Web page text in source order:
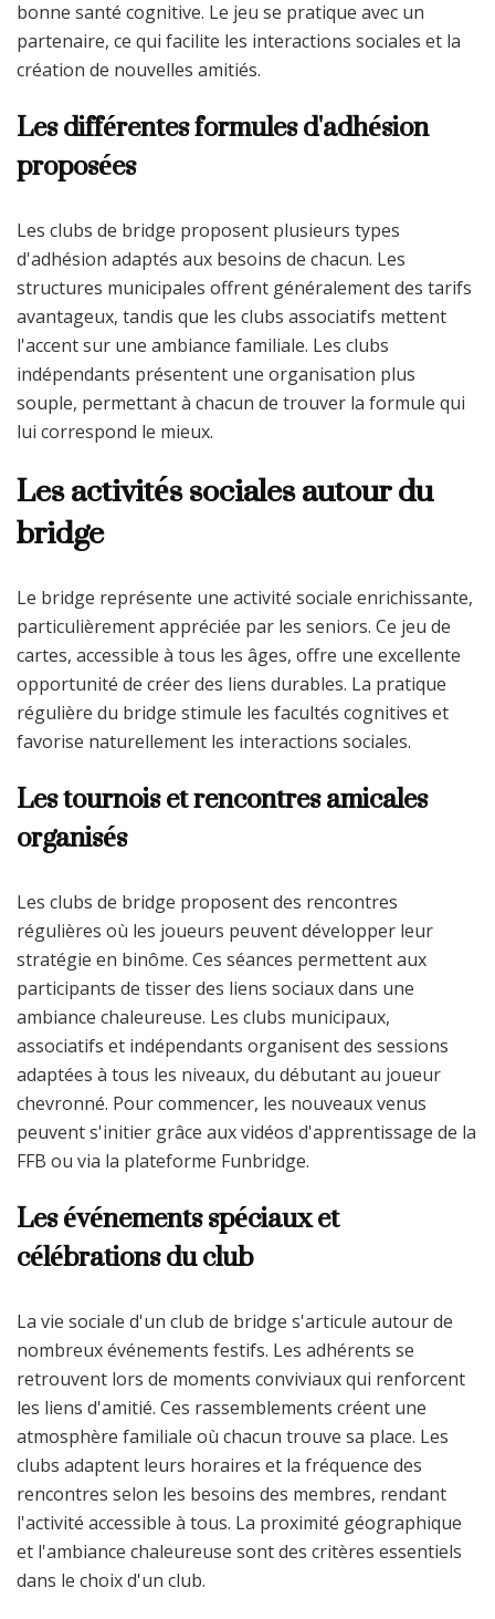
bonne santé cognitive. Le jeu se pratique avec un
partenaire, ce qui facilite les interactions sociales et la
création de nouvelles amitiés.
Les différentes formules d'adhésion
proposées
Les clubs de bridge proposent plusieurs types
d'adhésion adaptés aux besoins de chacun. Les
structures municipales offrent généralement des tarifs
avantageux, tandis que les clubs associatifs mettent
l'accent sur une ambiance familiale. Les clubs
indépendants présentent une organisation plus
souple, permettant à chacun de trouver la formule qui
lui correspond le mieux.
Les activités sociales autour du
bridge
Le bridge représente une activité sociale enrichissante,
particulièrement appréciée par les seniors. Ce jeu de
cartes, accessible à tous les âges, offre une excellente
opportunité de créer des liens durables. La pratique
régulière du bridge stimule les facultés cognitives et
favorise naturellement les interactions sociales.
Les tournois et rencontres amicales
organisés
Les clubs de bridge proposent des rencontres
régulières où les joueurs peuvent développer leur
stratégie en binôme. Ces séances permettent aux
participants de tisser des liens sociaux dans une
ambiance chaleureuse. Les clubs municipaux,
associatifs et indépendants organisent des sessions
adaptées à tous les niveaux, du débutant au joueur
chevronné. Pour commencer, les nouveaux venus
peuvent s'initier grâce aux vidéos d'apprentissage de la
FFB ou via la plateforme Funbridge.
Les événements spéciaux et
célébrations du club
La vie sociale d'un club de bridge s'articule autour de
nombreux événements festifs. Les adhérents se
retrouvent lors de moments conviviaux qui renforcent
les liens d'amitié. Ces rassemblements créent une
atmosphère familiale où chacun trouve sa place. Les
clubs adaptent leurs horaires et la fréquence des
rencontres selon les besoins des membres, rendant
l'activité accessible à tous. La proximité géographique
et l'ambiance chaleureuse sont des critères essentiels
dans le choix d'un club.